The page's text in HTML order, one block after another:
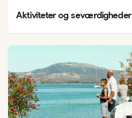
Aktiviteter og seværdigheder